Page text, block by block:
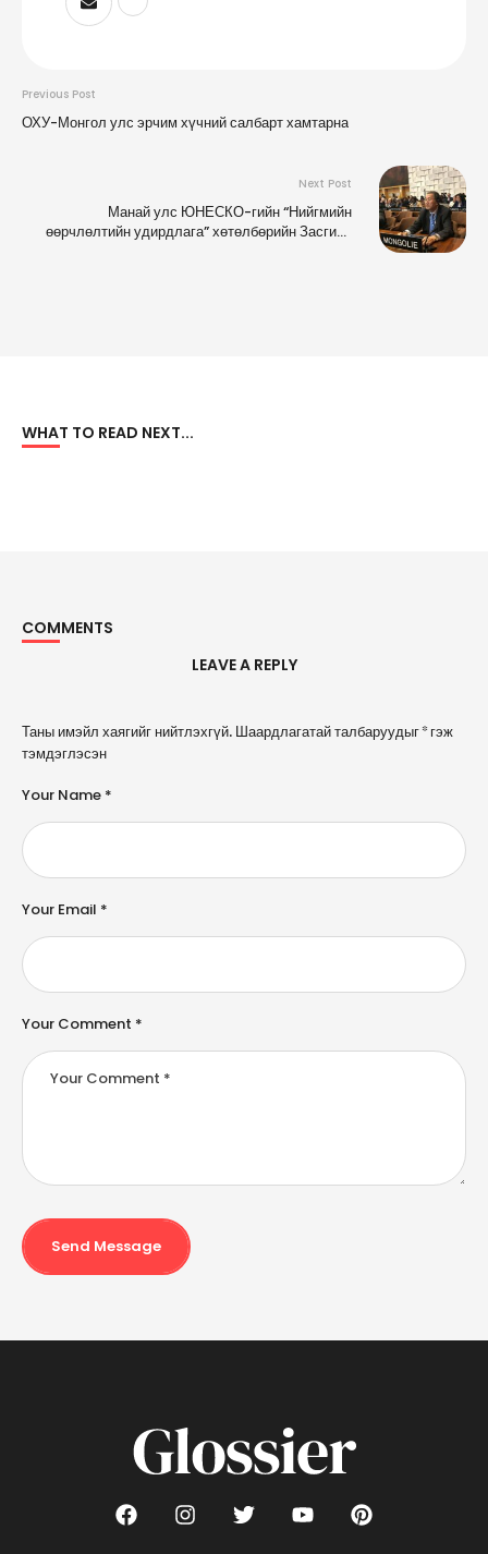
Previous Post
ОХУ-Монгол улс эрчим хүчний салбарт хамтарна
Next Post
Манай улс ЮНЕСКО-гийн “Нийгмийн
өөрчлөлтийн удирдлага” хөтөлбөрийн Засгийн
WHAT TO READ NEXT...
COMMENTS
LEAVE A REPLY
Таны имэйл хаягийг нийтлэхгүй. Шаардлагатай талбаруудыг*гэж
тэмдэглэсэн
Your Comment *
Your Name *
Your Email *
Send Message
A
l
e
n
a
ti
e